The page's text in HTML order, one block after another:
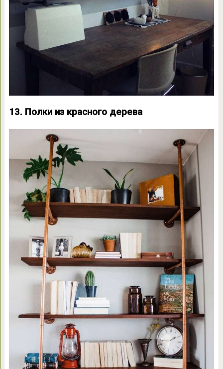
13. Полки из красного дерева